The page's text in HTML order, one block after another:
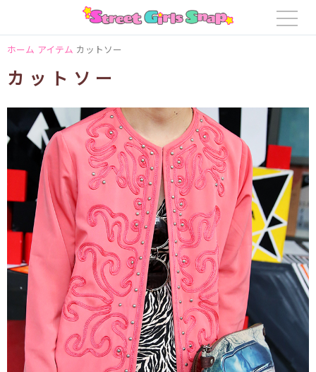
ホーム アイテム カットソー
カットソー